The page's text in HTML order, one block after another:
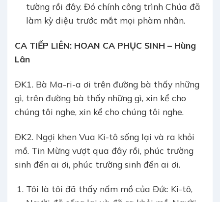
tường rồi đây. Đó chính công trình Chúa đã
làm kỳ diệu trước mắt mọi phàm nhân.
CA TIẾP LIÊN: HOAN CA PHỤC SINH – Hùng
Lân
ĐK1. Bà Ma-ri-a ơi trên đường bà thấy những
gì, trên đường bà thấy những gì, xin kể cho
chúng tôi nghe, xin kể cho chúng tôi nghe.
ĐK2. Ngợi khen Vua Ki-tô sống lại và ra khỏi
mồ. Tin Mừng vượt qua đây rồi, phúc trường
sinh đến ai ơi, phúc trường sinh đến ai ơi.
Tôi là tôi đã thấy nấm mồ của Đức Ki-tô,